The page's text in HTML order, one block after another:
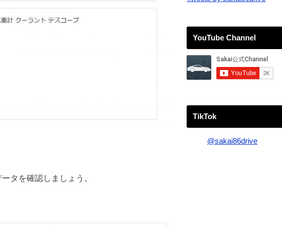
タを確認しましょう。
YouTube Channel
TikTok
@sakai86drive